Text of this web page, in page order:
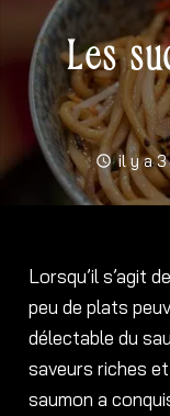
Les
schedule il y a
Lorsqu’il s’agit
peu de plats
délectable du
saveurs riches
saumon a